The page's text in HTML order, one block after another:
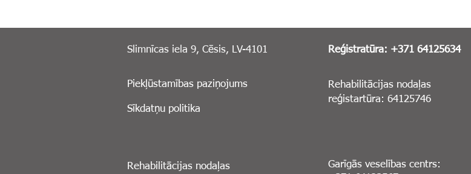
Slimnīcas iela 9, Cēsis, LV-4101 Reģistratūra: +371 64125634
Piekļūstamības paziņojums
Sīkdatņu politika
Rehabilitācijas nodaļas
reģistartūra: 64125746
Rehabilitācijas nodaļas
Garīgās veselības centrs: